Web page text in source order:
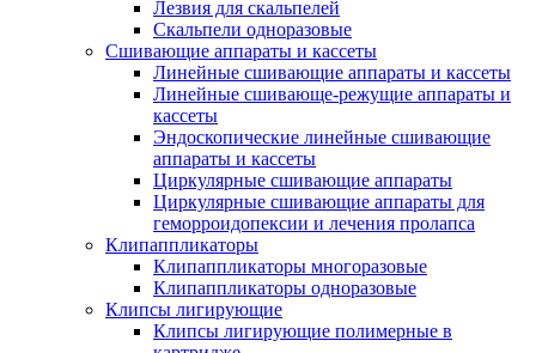
Лезвия для скальпелей
Скальпели одноразовые
Сшивающие аппараты и кассеты
Линейные сшивающие аппараты и кассеты
Линейные сшивающе-режущие аппараты и
кассеты
Эндоскопические линейные сшивающие
аппараты и кассеты
Циркулярные сшивающие аппараты
Циркулярные сшивающие аппараты для
геморроидопексии и лечения пролапса
Клипаппликаторы
Клипаппликаторы многоразовые
Клипаппликаторы одноразовые
Клипсы лигирующие
Клипсы лигирующие полимерные в